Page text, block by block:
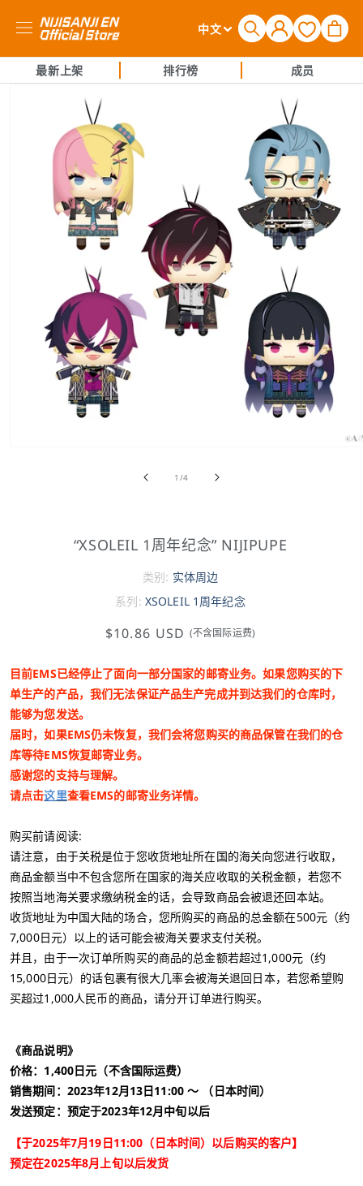
语
中文
登
录
物
最新上架
排行榜
成员
1 //4
“XSOLEIL 1周年纪念” NIJIPUPE
类别: 实体周边
系列: XSOLEIL 1周年纪念
$10.86 USD (不含国际运费)
目前EMS已经停止了面向一部分国家的邮寄业务。如果您购买的下
单生产的产品，我们无法保证产品生产完成并到达我们的仓库时，
能够为您发送。
届时，如果EMS仍未恢复，我们会将您购买的商品保管在我们的仓
库等待EMS恢复邮寄业务。
感谢您的支持与理解。
请点击这里查看EMS的邮寄业务详情。
购买前请阅读:
请注意，由于关税是位于您收货地址所在国的海关向您进行收取，
商品金额当中不包含您所在国家的海关应收取的关税金额，若您不
按照当地海关要求缴纳税金的话，会导致商品会被退还回本站。
收货地址为中国大陆的场合，您所购买的商品的总金额在500元（约
7,000日元）以上的话可能会被海关要求支付关税。
并且，由于一次订单所购买的商品的总金额若超过1,000元（约
15,000日元）的话包裹有很大几率会被海关退回日本，若您希望购
买超过1,000人民币的商品，请分开订单进行购买。
《商品说明》
价格：1,400日元（不含国际运费）
销售期间：2023年12月13日11:00 〜 （日本时间）
发送预定：预定于2023年12月中旬以后
【于2025年7月19日11:00（日本时间）以后购买的客户】
预定在2025年8月上旬以后发货